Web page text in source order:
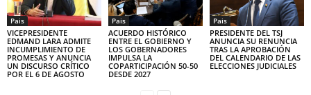
Pais
VICEPRESIDENTE
EDMAND LARA ADMITE
INCUMPLIMIENTO DE
PROMESAS Y ANUNCIA
UN DISCURSO CRÍTICO
POR EL 6 DE AGOSTO
Pais
ACUERDO HISTÓRICO
ENTRE EL GOBIERNO Y
LOS GOBERNADORES
IMPULSA LA
COPARTICIPACIÓN 50-50
DESDE 2027
Pais
PRESIDENTE DEL TSJ
ANUNCIA SU RENUNCIA
TRAS LA APROBACIÓN
DEL CALENDARIO DE LAS
ELECCIONES JUDICIALES